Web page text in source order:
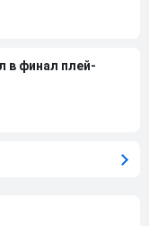
в финал плей-